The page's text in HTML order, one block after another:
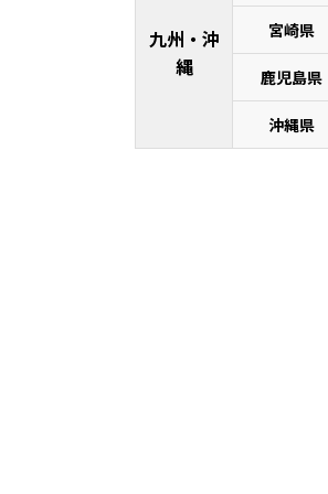
九州・沖
縄
宮崎県
鹿児島県
沖縄県